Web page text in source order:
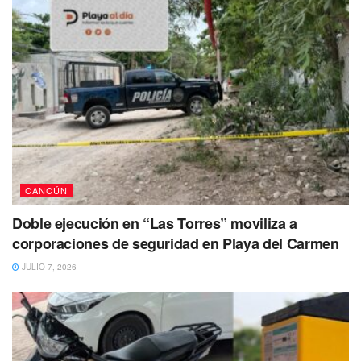
comuniques al 984 8730163.
También se busca a: Edwin Eliseo
Sánchez Pérez
Edwin Eliseo Sánchez Pérez de 23 añosfue vista por
última vez por sus familiares el pasado 10 de abril en
Puerto Aventuras, Solidaridad en Quintana Roo.
CANCÚN
Doble ejecución en “Las Torres” moviliza a
corporaciones de seguridad en Playa del Carmen
JULIO 7, 2026